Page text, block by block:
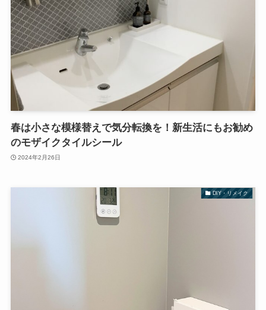
春は小さな模様替えで気分転換を！新生活にもお勧め
のモザイクタイルシール
2024年2月26日
DIY・リメイク